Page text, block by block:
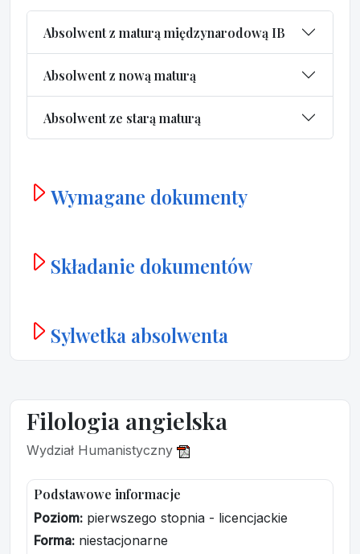
Absolwent z maturą międzynarodową IB
Absolwent z nową maturą
Absolwent ze starą maturą
Wymagane dokumenty
Składanie dokumentów
Sylwetka absolwenta
Filologia angielska
Wydział Humanistyczny
Podstawowe informacje
Poziom: pierwszego stopnia - licencjackie
Forma: niestacjonarne